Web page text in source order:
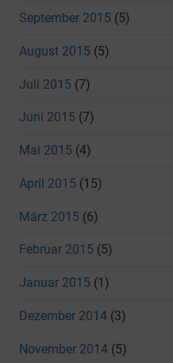
September 2015 (5)
August 2015 (5)
Juli 2015 (7)
Juni 2015 (7)
Mai 2015 (4)
April 2015 (15)
März 2015 (6)
Februar 2015 (5)
Januar 2015 (1)
Dezember 2014 (3)
November 2014 (5)